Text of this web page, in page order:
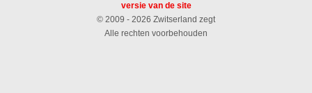
versie van de site
© 2009 - 2026 Zwitserland zegt
Alle rechten voorbehouden